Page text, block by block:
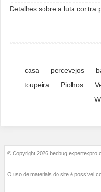
Detalhes sobre a luta contra
casa percevejos
toupeira
Piolhos
© Copyright 2026
O uso de materiais do site é possível